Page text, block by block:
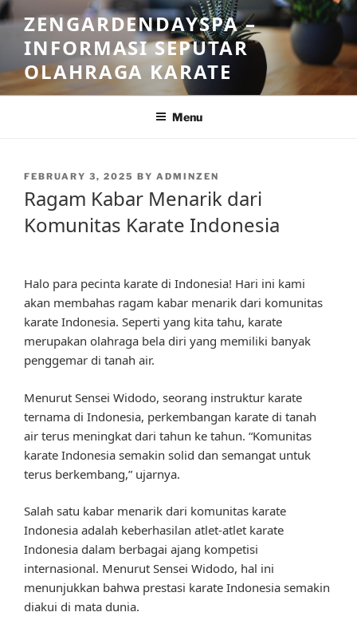
Skip
to
content
ZENGARDENDAYSPA –
INFORMASI SEPUTAR
OLAHRAGA KARATE
Menu
POSTED
FEBRUARY 3, 2025 BY ADMINZEN
Ragam Kabar Menarik dari
Komunitas Karate Indonesia
Halo para pecinta karate di Indonesia! Hari ini kami
akan membahas ragam kabar menarik dari komunitas
karate Indonesia. Seperti yang kita tahu, karate
merupakan olahraga bela diri yang memiliki banyak
penggemar di tanah air.
Menurut Sensei Widodo, seorang instruktur karate
ternama di Indonesia, perkembangan karate di tanah
air terus meningkat dari tahun ke tahun. “Komunitas
karate Indonesia semakin solid dan semangat untuk
terus berkembang,” ujarnya.
Salah satu kabar menarik dari komunitas karate
Indonesia adalah keberhasilan atlet-atlet karate
Indonesia dalam berbagai ajang kompetisi
internasional. Menurut Sensei Widodo, hal ini
menunjukkan bahwa prestasi karate Indonesia semakin
diakui di mata dunia.